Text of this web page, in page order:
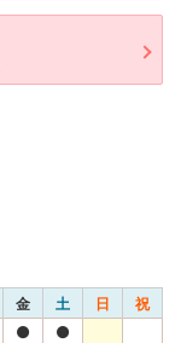
金 土 日 祝